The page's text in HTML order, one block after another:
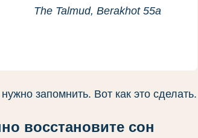
The Talmud, Berakhot 55a
запомнить. Вот как это сделать.
восстановите сон